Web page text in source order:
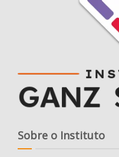
Sobre o Instituto